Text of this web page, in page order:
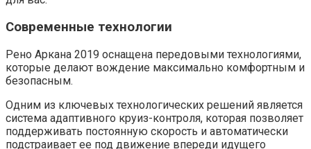
Современные технологии
Рено Аркана 2019 оснащена передовыми технологиями,
которые делают вождение максимально комфортным и
безопасным.
Одним из ключевых технологических решений является
система адаптивного круиз-контроля, которая позволяет
поддерживать постоянную скорость и автоматически
подстраивает ее под движение впереди идущего